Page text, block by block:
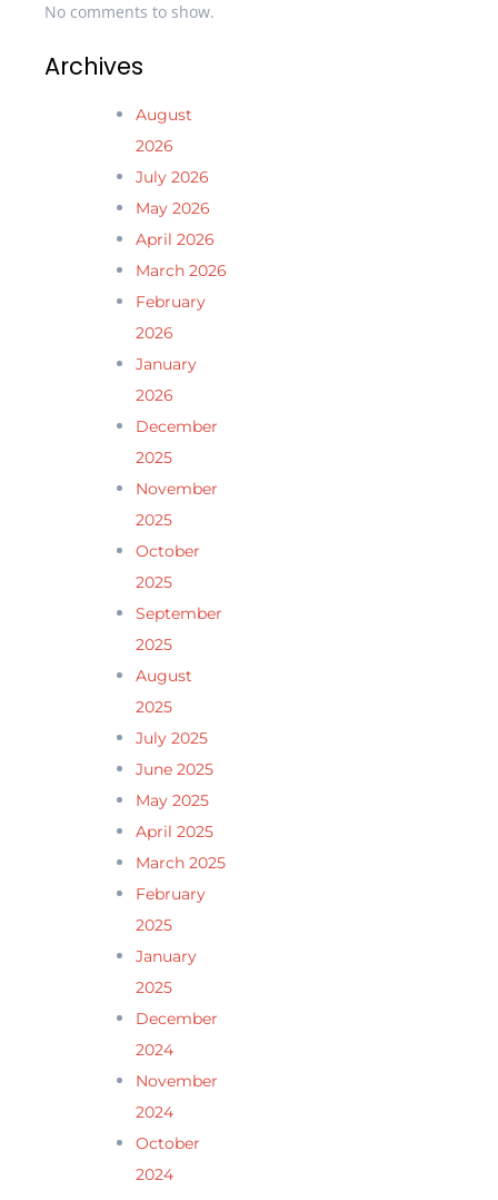
No comments to show.
Archives
August
2026
July 2026
May 2026
April 2026
March 2026
February
2026
January
2026
December
2025
November
2025
October
2025
September
2025
August
2025
July 2025
June 2025
May 2025
April 2025
March 2025
February
2025
January
2025
December
2024
November
2024
October
2024